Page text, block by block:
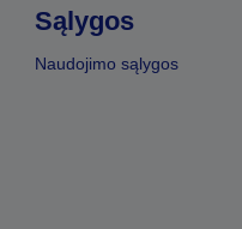
Sąlygos
Naudojimo sąlygos